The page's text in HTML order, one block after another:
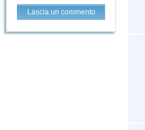
Lascia un commento